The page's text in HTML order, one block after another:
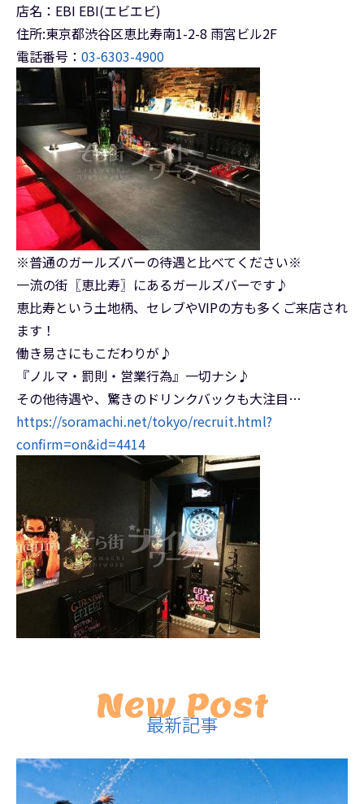
店名：EBI EBI(エビエビ)
住所:東京都渋谷区恵比寿南1-2-8 雨宮ビル2F
電話番号： 03-6303-4900
※普通のガールズバーの待遇と比べてください※
一流の街〖恵比寿〗にあるガールズバーです♪
恵比寿という土地柄、セレブやVIPの方も多くご来店され
ます！
働き易さにもこだわりが♪
『ノルマ・罰則・営業行為』一切ナシ♪
その他待遇や、驚きのドリンクバックも大注目…
https://soramachi.net/tokyo/recruit.html?
confirm=on&id=4414
New Post
最新記事